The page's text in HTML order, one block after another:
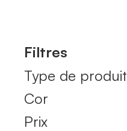
Filtres
Type de produit
Cor
Prix